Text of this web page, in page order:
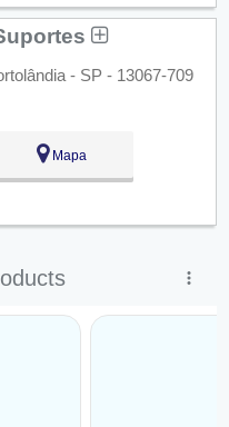
- SP - 13067-709
Mapa